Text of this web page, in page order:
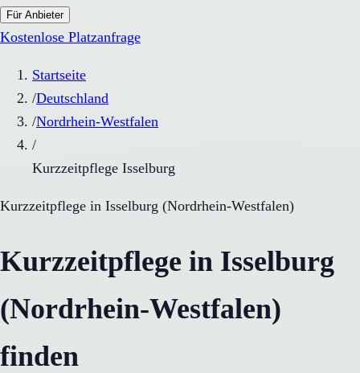
Für Anbieter
Kostenlose Platzanfrage
Startseite
/Deutschland
/Nordrhein-Westfalen
/
Kurzzeitpflege Isselburg
Kurzzeitpflege in Isselburg (Nordrhein-Westfalen)
Kurzzeitpflege in Isselburg
(Nordrhein-Westfalen)
finden